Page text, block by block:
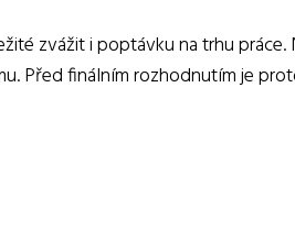
zvážit i poptávku na trhu
Před finálním rozhodnutím je